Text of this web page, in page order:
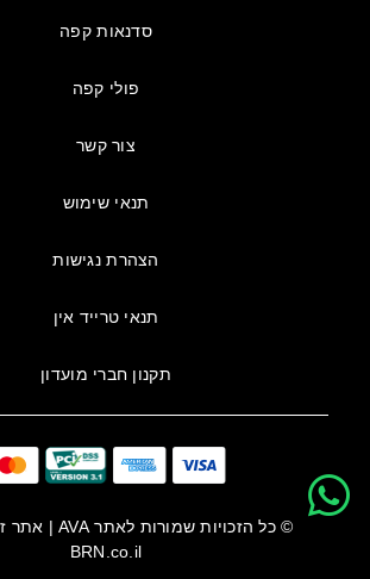
סדנאות קפה
פולי קפה
צור קשר
תנאי שימוש
הצהרת נגישות
תנאי טרייד אין
תקנון חברי מועדון
© כל הזכויות שמורות לאתרAVA| אתר
BRN.co.il